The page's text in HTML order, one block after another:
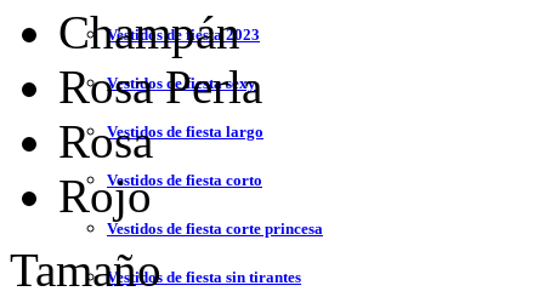
Vestidos de fiesta 2023
Vestidos de fiesta sexy
Vestidos de fiesta largo
Vestidos de fiesta corto
Vestidos de fiesta corte princesa
Vestidos de fiesta sin tirantes
Champán
Rosa Perla
Rosa
Rojo
Tamaño